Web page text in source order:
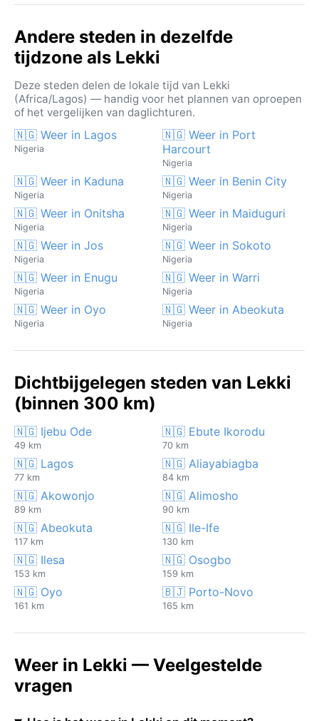
Andere steden in dezelfde
tijdzone als Lekki
Deze steden delen de lokale tijd van Lekki
(Africa/Lagos) — handig voor het plannen van oproepen
of het vergelijken van daglichturen.
🇳🇬 Weer in Lagos
Nigeria
🇳🇬 Weer in Port
Harcourt
Nigeria
🇳🇬 Weer in Kaduna
Nigeria
🇳🇬 Weer in Benin City
Nigeria
🇳🇬 Weer in Onitsha
Nigeria
🇳🇬 Weer in Maiduguri
Nigeria
🇳🇬 Weer in Jos
Nigeria
🇳🇬 Weer in Sokoto
Nigeria
🇳🇬 Weer in Enugu
Nigeria
🇳🇬 Weer in Warri
Nigeria
🇳🇬 Weer in Oyo
Nigeria
🇳🇬 Weer in Abeokuta
Nigeria
Dichtbijgelegen steden van Lekki
(binnen 300 km)
🇳🇬 Ijebu Ode
49 km
🇳🇬 Ebute Ikorodu
70 km
🇳🇬 Lagos
77 km
🇳🇬 Aliayabiagba
84 km
🇳🇬 Akowonjo
89 km
🇳🇬 Alimosho
90 km
🇳🇬 Abeokuta
117 km
🇳🇬 Ile-Ife
130 km
🇳🇬 Ilesa
153 km
🇳🇬 Osogbo
159 km
🇳🇬 Oyo
161 km
🇧🇯 Porto-Novo
165 km
Weer in Lekki — Veelgestelde
vragen